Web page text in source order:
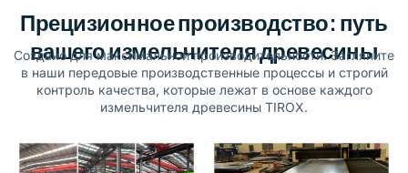
Прецизионное производство: путь
вашего измельчителя древесины
Создано для максимальной производительности. Загляните
в наши передовые производственные процессы и строгий
контроль качества, которые лежат в основе каждого
измельчителя древесины TIROX.